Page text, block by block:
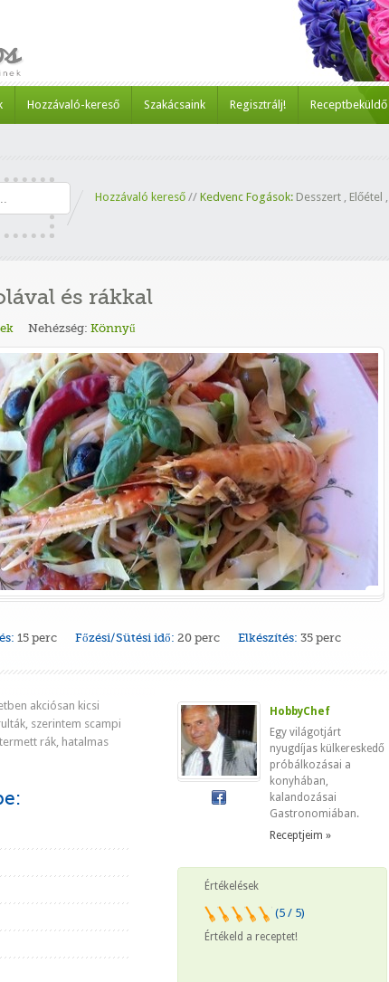
Hozzávaló-kereső Szakácsaink Regisztrálj! Receptbeküldő
Hozzávaló kereső // Kedvenc Fogások: Desszert , Előétel ,
és rákkal
Nehézség: Könnyű
15 perc Főzési/Sütési idő: 20 perc Elkészítés: 35 perc
akciósan kicsi
szerintem scampi
rák, hatalmas
HobbyChef
Egy világotjárt
nyugdíjas külkereskedő
próbálkozásai a
konyhában,
kalandozásai
Gastronomiában.
Receptjeim »
Értékelések
(5 / 5)
Értékeld a receptet!